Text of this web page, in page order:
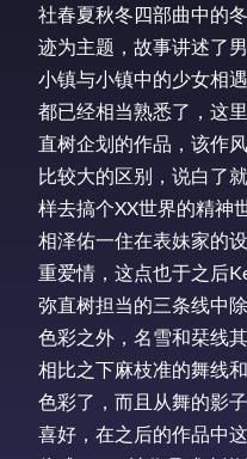
社春夏秋冬四部曲中的
迹为主题，故事讲述了
小镇与小镇中的少女相
都已经相当熟悉了，这
直树企划的作品，该作
比较大的区别，说白了
样去搞个XX世界的精神
相泽佑一住在表妹家的
重爱情，这点也于之后
弥直树担当的三条线中
色彩之外，名雪和栞线
相比之下麻枝准的舞线
色彩了，而且从舞的影
喜好，在之后的作品中